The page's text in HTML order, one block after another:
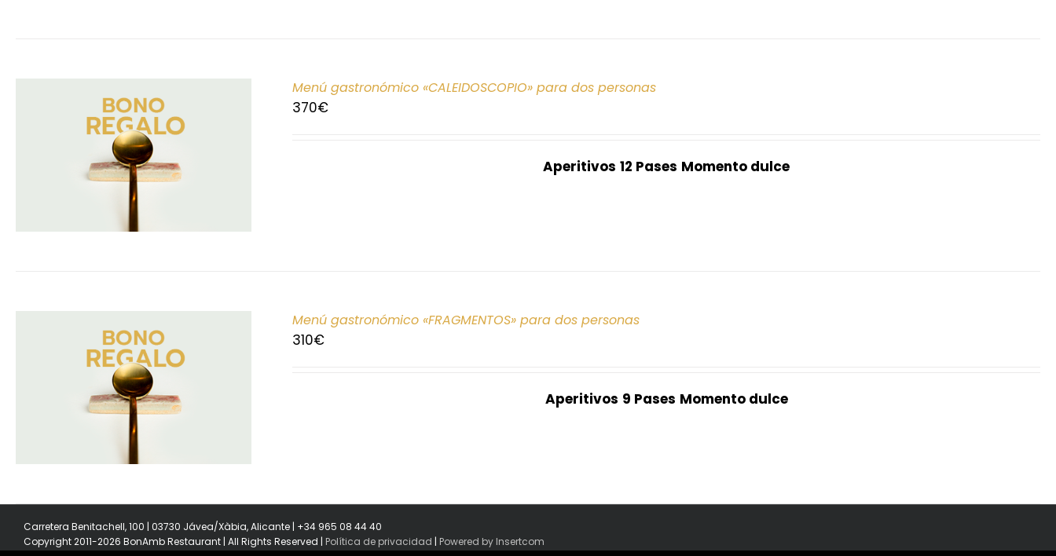
Menú gastronómico «CALEIDOSCOPIO» para dos personas
370€
Aperitivos 12 Pases Momento dulce
Menú gastronómico «FRAGMENTOS» para dos personas
310€
Aperitivos 9 Pases Momento dulce
Carretera Benitachell, 100 | 03730 Jávea/Xàbia, Alicante | +34 965 08 44 40
Copyright 2011-2026 BonAmb Restaurant | All Rights Reserved | Política de privacidad | Powered by Insertcom